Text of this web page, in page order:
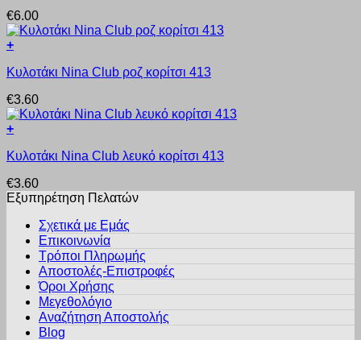
στη
σελίδα
του
προϊόντος
έχει
πολλαπλές
παραλλαγές.
επιλογές
να
επιλεγούν
στη
σελίδα
του
προϊόντος
€6.00
+
το
έχει
πολλαπλές
παραλλαγές.
επιλογές
να
επιλεγούν
σελίδα
προϊόντος
Κυλοτάκι Nina Club ροζ κορίτσι 413
€3.60
+
το
έχει
πολλαπλές
επιλογές
μπορούν
επιλεγούν
σελίδα
Κυλοτάκι Nina Club λευκό κορίτσι 413
€3.60
Εξυπηρέτηση Πελατών
Σχετικά με Εμάς
Επικοινωνία
Τρόποι Πληρωμής
Αποστολές-Επιστροφές
Όροι Χρήσης
Μεγεθολόγιο
Αναζήτηση Αποστολής
Blog